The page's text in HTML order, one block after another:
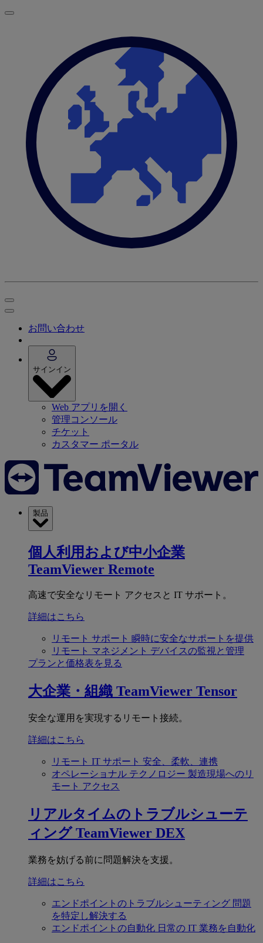
お問い合わせ
サインイン
Web アプリを開く
管理コンソール
チケット
カスタマー ポータル
製品
個人利用および中小企業
TeamViewer Remote
高速で安全なリモート アクセスと IT サポート。
詳細はこちら
リモート サポート 瞬時に安全なサポートを提供
リモート マネジメント デバイスの監視と管理
プランと価格表を見る
大企業・組織 TeamViewer Tensor
安全な運用を実現するリモート接続。
詳細はこちら
リモート IT サポート 安全、柔軟、連携
オペレーショナル テクノロジー 製造現場へのリ
モート アクセス
リアルタイムのトラブルシューテ
ィング TeamViewer DEX
業務を妨げる前に問題解決を支援。
詳細はこちら
エンドポイントのトラブルシューティング 問題
を特定し解決する
エンドポイントの自動化 日常の IT 業務を自動化